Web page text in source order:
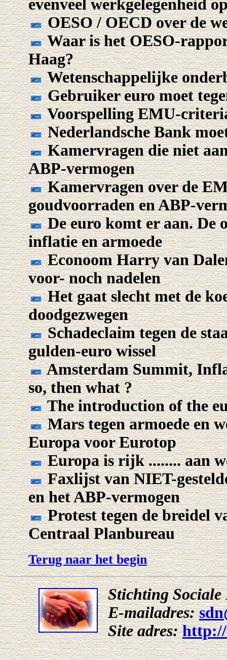
evenveel werkgelegenheid
OESO / OECD over de
Waar is het OESO-
Haag?
Wetenschappelijke
Gebruiker euro moet
Voorspelling EMU-
Nederlandsche Bank
Kamervragen die niet
ABP-vermogen
Kamervragen over de
goudvoorraden en ABP-
De euro komt er aan. De
inflatie en armoede
Econoom Harry van
voor- noch nadelen
Het gaat slecht met de
doodgezwegen
Schadeclaim tegen de
gulden-euro wissel
Amsterdam Summit,
so, then what ?
The introduction of the
Mars tegen armoede en
Europa voor Eurotop
Europa is rijk ........ aan
Faxlijst van NIET-
en het ABP-vermogen
Protest tegen de breidel
Centraal Planbureau
Terug naar het begin
Stichting Sociale
E-mailadres:
Site adres:http://